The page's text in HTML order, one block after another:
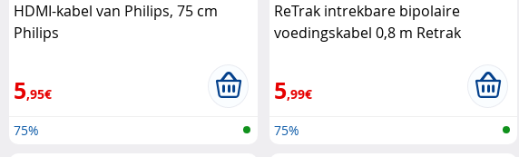
HDMI-kabel van Philips, 75 cm
Philips
5,95€
75%
ReTrak intrekbare bipolaire
voedingskabel 0,8 m Retrak
5,99€
75%